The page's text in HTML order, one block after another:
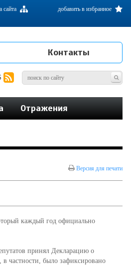
добавить в избранное
сайта
Контакты
Отражения
Версия для печати
каждый год официально
принял Декларацию о
частности, было зафиксировано